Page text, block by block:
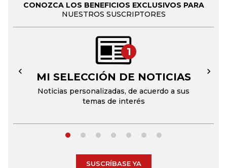
CONOZCA LOS BENEFICIOS EXCLUSIVOS PARA
NUESTROS SUSCRIPTORES
1
MI SELECCIÓN DE NOTICIAS
Noticias personalizadas, de acuerdo a sus
temas de interés
← →
SUSCRÍBASE YA